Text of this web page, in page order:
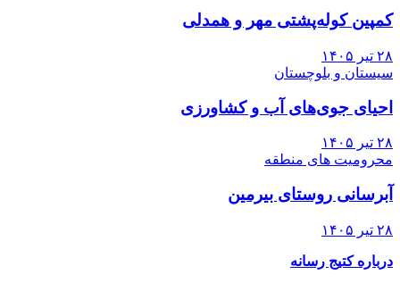
کمپین کوله‌پشتی مهر و همدلی
۲۸ تیر ۱۴۰۵
سیستان و بلوچستان
احیای جوی‌های آب و کشاورزی
۲۸ تیر ۱۴۰۵
محرومیت های منطقه
آبرسانی روستای بیرمین
۲۸ تیر ۱۴۰۵
درباره کتیج رسانه